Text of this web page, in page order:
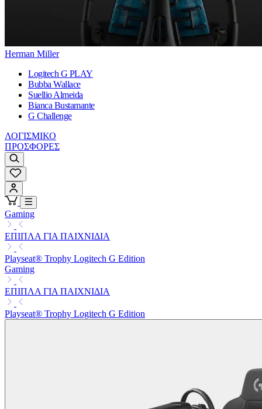
Herman Miller
Logitech G PLAY
Bubba Wallace
Suellio Almeida
Bianca Bustamante
G Challenge
ΛΟΓΙΣΜΙΚΟ
ΠΡΟΣΦΟΡΕΣ
Gaming
ΕΠΙΠΛΑ ΓΙΑ ΠΑΙΧΝΙΔΙΑ
Playseat® Trophy Logitech G Edition
Gaming
ΕΠΙΠΛΑ ΓΙΑ ΠΑΙΧΝΙΔΙΑ
Playseat® Trophy Logitech G Edition